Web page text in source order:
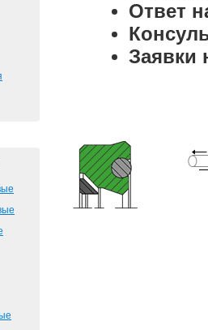
Ответ
Заявки